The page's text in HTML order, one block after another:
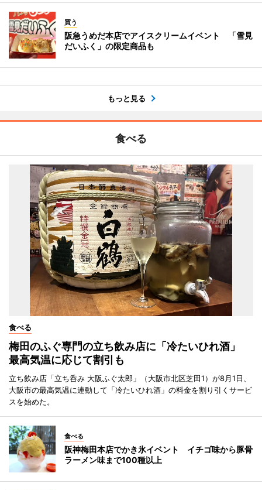
買う
阪急うめだ本店でアイスクリームイベント 「雪見
だいふく」の限定商品も
もっと見る
食べる
食べる
梅田のふぐ専門の立ち飲み店に「冷たいひれ酒」
最高気温に応じて割引も
立ち飲み店「立ち呑み 大阪ふぐ太郎」（大阪市北区芝田1）が8月1日、
大阪市の最高気温に連動して「冷たいひれ酒」の料金を割り引くサービ
スを始めた。
食べる
阪神梅田本店でかき氷イベント イチゴ味から豚骨
ラーメン味まで100種以上